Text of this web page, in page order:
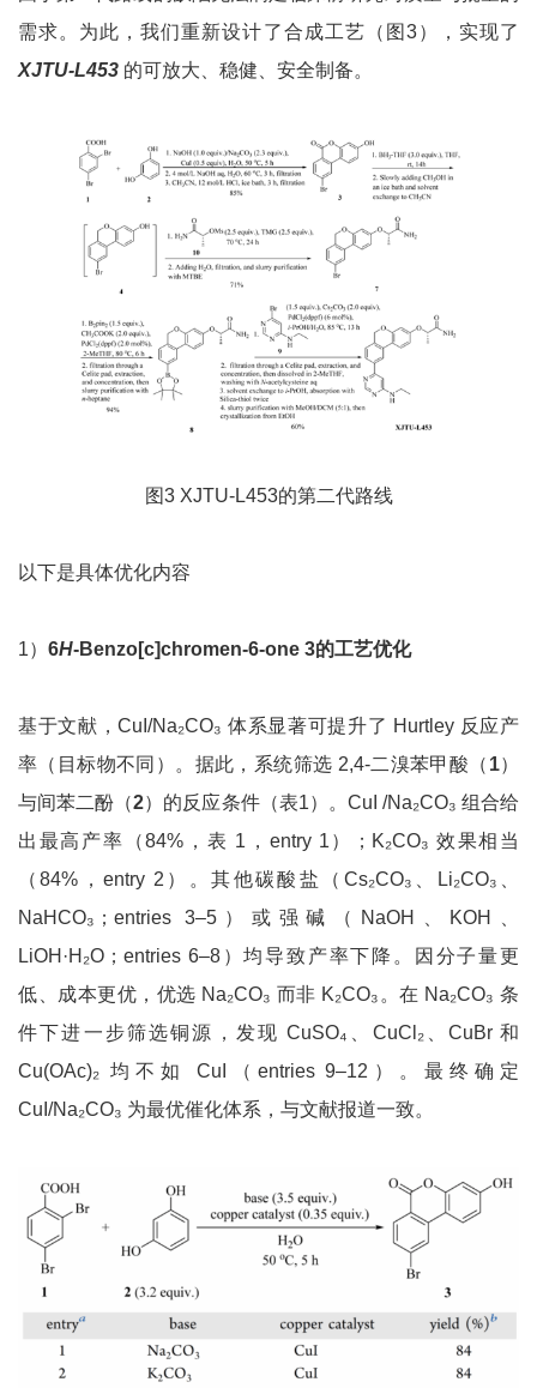
需求。为此，我们重新设计了合成工艺（图3），实现了
XJTU-L453 的可放大、稳健、安全制备。
图3 XJTU-L453的第二代路线
以下是具体优化内容
1） 6H-Benzo[c]chromen-6-one 3的工艺优化
基于文献，CuI/Na₂CO₃ 体系显著可提升了 Hurtley 反应产
率（目标物不同）。据此，系统筛选 2,4-二溴苯甲酸（ 1）
与间苯二酚（2）的反应条件（表1）。CuI /Na₂CO₃ 组合给
出最高产率（84%，表 1，entry 1）；K₂CO₃ 效果相当
（84%，entry 2）。其他碳酸盐（Cs₂CO₃、Li₂CO₃、
NaHCO₃；entries 3–5）或强碱（NaOH、KOH、
LiOH·H₂O；entries 6–8）均导致产率下降。因分子量更
低、成本更优，优选 Na₂CO₃ 而非 K₂CO₃。在 Na₂CO₃ 条
件下进一步筛选铜源，发现 CuSO₄、CuCl₂、CuBr 和
Cu(OAc)₂ 均不如 CuI（entries 9–12）。最终确定
CuI/Na₂CO₃ 为最优催化体系，与文献报道一致。